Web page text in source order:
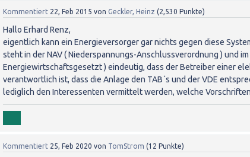
Kommentiert 22, Feb 2015 von Geckler, Heinz (2,530 Punkte)
Hallo Erhard Renz,
eigentlich kann ein Energieversorger gar nichts gegen diese
steht in der NAV ( Niederspannungs-Anschlussverordnung ) und im
Energiewirtschaftsgesetzt ) eindeutig, dass der Betreiber einer
verantwortlich ist, dass die Anlage den TAB´s und der VDE
lediglich den Interessenten vermittelt werden, welche
Kommentiert 25, Feb 2020 von TomStrom (12 Punkte)